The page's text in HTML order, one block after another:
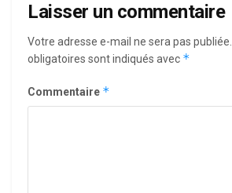
Laisser un commentaire
Votre adresse e-mail ne sera pas publiée.
obligatoires sont indiqués avec *
Commentaire *